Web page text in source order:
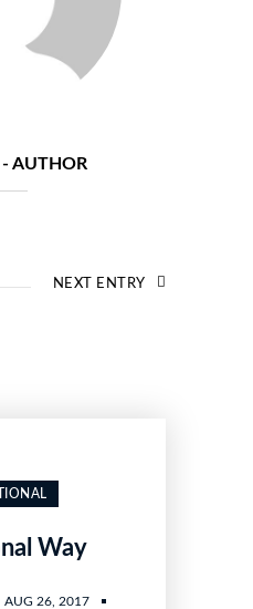
AUTHOR
NEXT ENTRY
Way
AUG 26, 2017